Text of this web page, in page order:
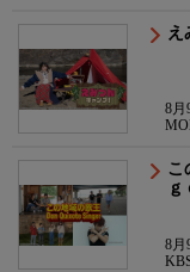
え
8月
こ
8月